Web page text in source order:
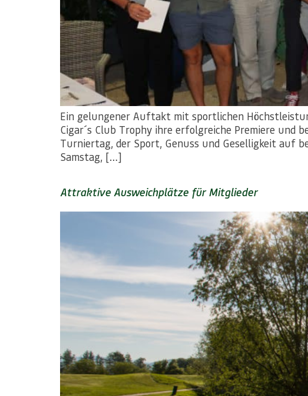
Ein gelungener Auftakt mit sportlichen
Cigar´s Club Trophy ihre erfolgreiche Premiere und
Turniertag, der Sport, Genuss und Geselligkeit auf
Samstag, […]
Attraktive Ausweichplätze für Mitglieder